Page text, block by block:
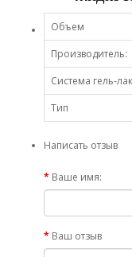
Объем
Производитель:
Система гель-
Тип
Написать отзыв
Ваше имя:
Ваш отзыв